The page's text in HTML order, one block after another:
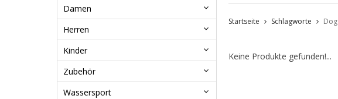
Damen
Herren
Kinder
Zubehör
Wassersport
Startseite Schlagworte Dog
Keine Produkte gefunden!...